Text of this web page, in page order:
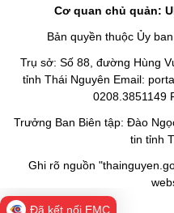
Cơ quan chủ quản:
Bản quyền thuộc Ủy
Trụ sở: Số 88, đường Hùng
tỉnh Thái Nguyên Email:
0208.3851149
Trưởng Ban Biên tập: Đào
tin tỉnh
Ghi rõ nguồn
Đã kết nối EMC